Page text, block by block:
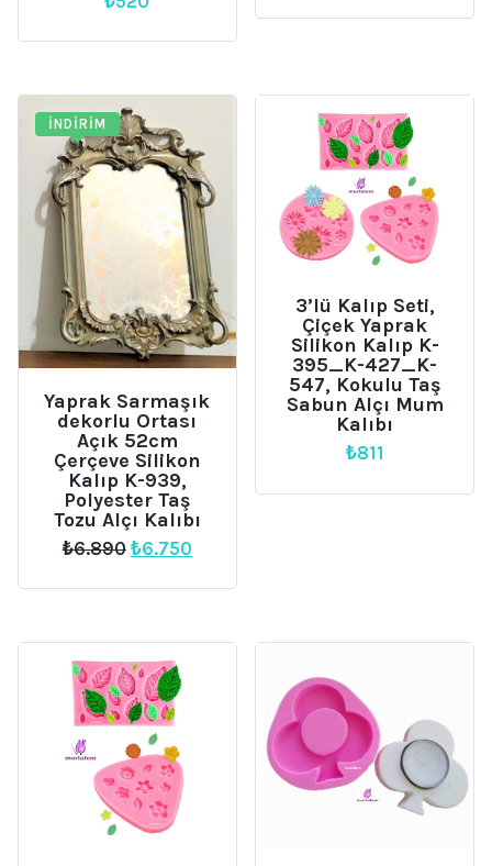
İNDIRIM
Yaprak Sarmaşık
dekorlu Ortası
Açık 52cm
Çerçeve Silikon
Kalıp K-939,
Polyester Taş
Tozu Alçı Kalıbı
₺6.890 Orijinal
₺6.890.
₺6.750Şu
fiyat:
3’lü Kalıp Seti,
Çiçek Yaprak
Silikon Kalıp K-
395_K-427_K-
547, Kokulu Taş
Sabun Alçı Mum
Kalıbı
₺811